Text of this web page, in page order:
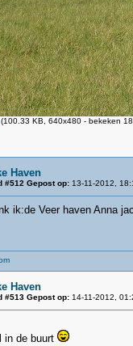
(100.33 KB, 640x480 - bekeken
Haven
#512 Gepost op:13-11-2012,
ik:de Veer haven Anna
Haven
#513 Gepost op:14-11-2012,
in de buurt